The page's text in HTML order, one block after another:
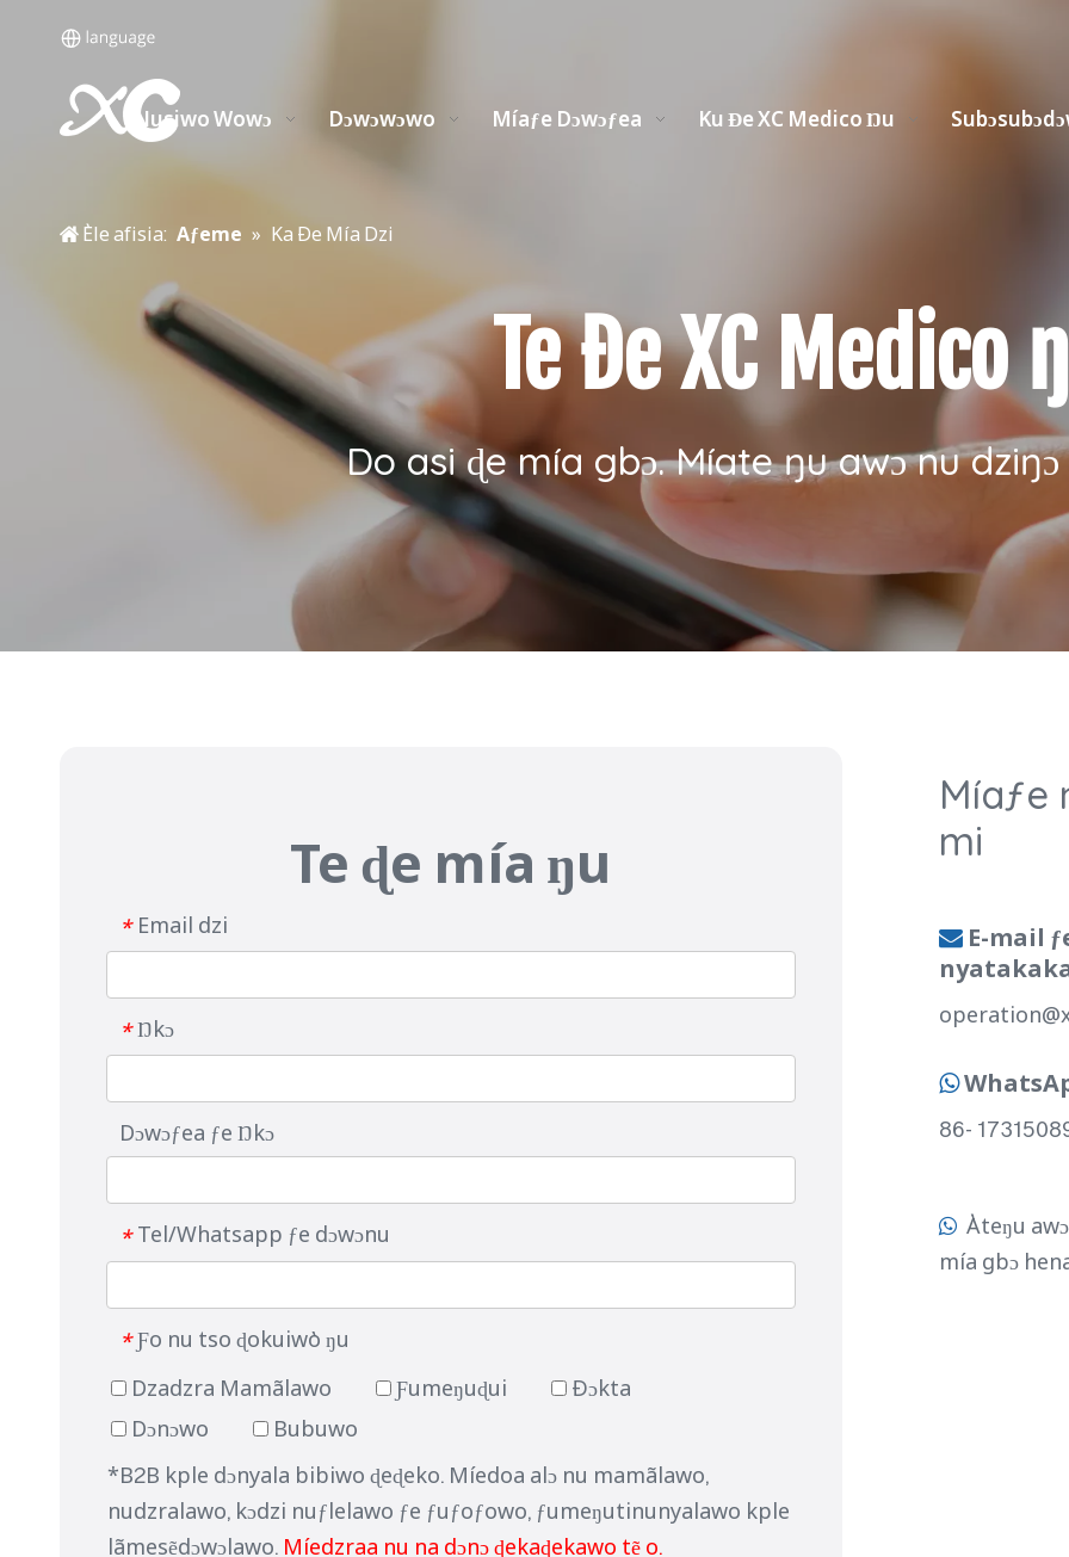
Nusiwo Wowɔ Dɔwɔwɔwo Míaƒe Dɔwɔƒea Ku Ɖe XC Medico Ŋu
Èle afisia: Aƒeme » Ka Ðe Mía Dzi
Te ɖe XC Medico
Do asi ɖe mía gbɔ. Míate ŋu awɔ nu
Te ɖe mía ŋu
* Email dzi
* Ŋkɔ
Dɔwɔƒea ƒe Ŋkɔ
* Tel/Whatsapp ƒe dɔwɔnu
* Ƒo nu tso ɖokuiwò ŋu
Dzadzra Mamãlawo
Ƒumeŋuɖui
Ðɔkta
Dɔnɔwo
Bubuwo
*B2B kple dɔnyala bibiwo ɖeɖeko. Míedoa alɔ nu mamãlawo,
nudzralawo, kɔdzi nuƒlelawo ƒe ƒuƒoƒowo, ƒumeŋutinunyalawo kple
lãmesẽdɔwɔlawo. Míedzraa nu na dɔnɔ ɖekaɖekawo tẽ o.
Míaƒe
mi
 E-mail

86-
 Àteŋu
mía gbɔ